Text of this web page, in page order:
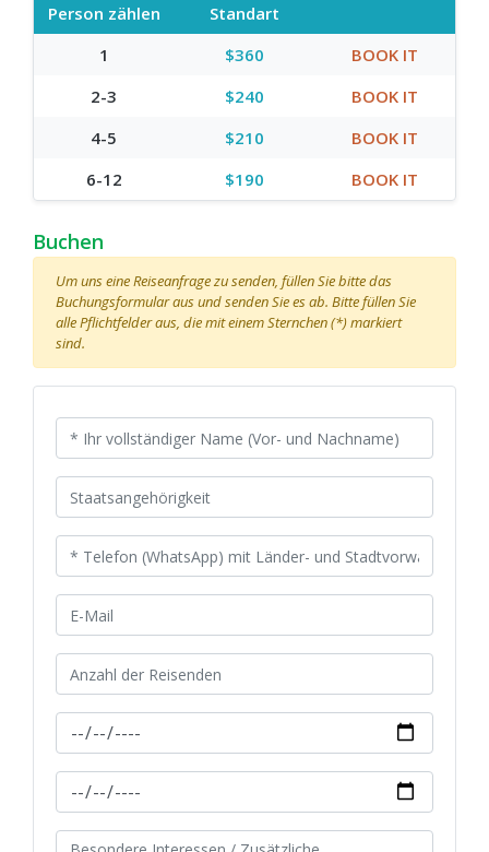
Person zählen
Standart
1
$360
BOOK IT
2-3
$240
BOOK IT
4-5
$210
BOOK IT
6-12
$190 BOOK IT
Buchen
Um uns eine Reiseanfrage zu senden, füllen Sie bitte das
Buchungsformular aus und senden Sie es ab. Bitte füllen Sie
alle Pflichtfelder aus, die mit einem Sternchen (*) markiert
sind.